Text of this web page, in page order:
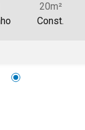
20m²
Const.